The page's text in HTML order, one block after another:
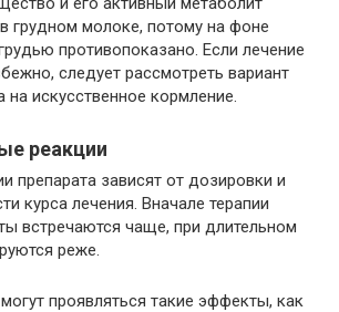
грудном молоке, потому на фоне
противопоказано. Если лечение
следует рассмотреть вариант
на искусственное кормление.
реакции
препарата зависят от дозировки и
курса лечения. Вначале терапии
встречаются чаще, при длительном
реже.
проявляться такие эффекты, как